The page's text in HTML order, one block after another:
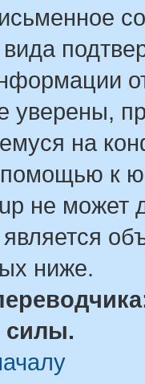
уверены,
на
помощью к
не может
ниже.
силы.